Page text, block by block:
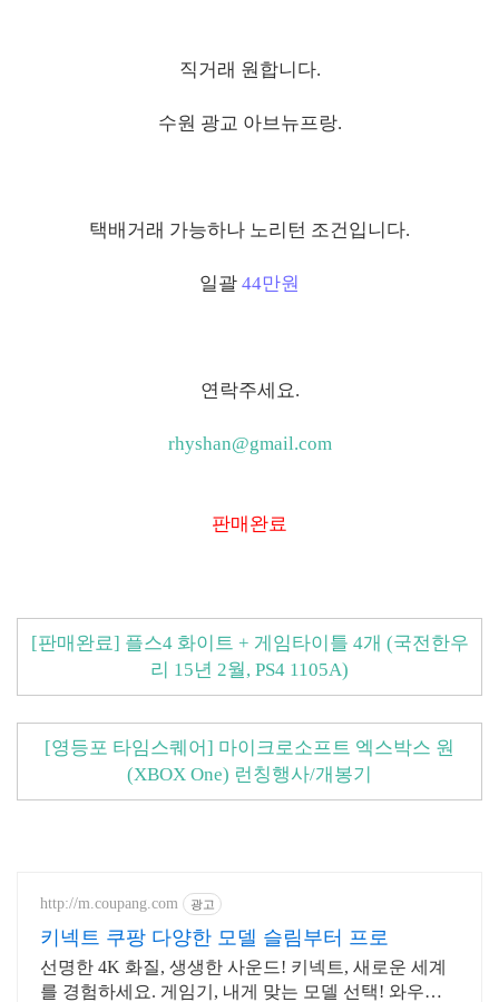
직거래 원합니다.
수원 광교 아브뉴프랑.
택배거래 가능하나 노리턴 조건입니다.
일괄 44만원
연락주세요.
rhyshan@gmail.com
판매완료
[판매완료] 플스4 화이트 + 게임타이틀 4개 (국전한우
리 15년 2월, PS4 1105A)
[영등포 타임스퀘어] 마이크로소프트 엑스박스 원
(XBOX One) 런칭행사/개봉기
http://m.coupang.com 광고
키넥트 쿠팡 다양한 모델 슬림부터 프로
선명한 4K 화질, 생생한 사운드! 키넥트, 새로운 세계
를 경험하세요. 게임기, 내게 맞는 모델 선택! 와우회